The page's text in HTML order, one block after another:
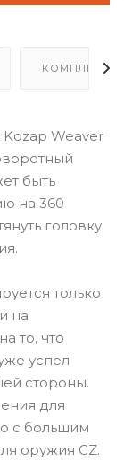
Weaver
быть
на 360
головку
только
на
то, что
успел
стороны.
для
с большим
оружия CZ.